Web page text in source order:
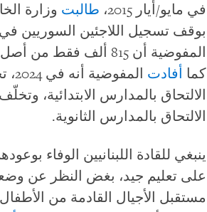
في مايو/أيار 2015، طالبت وزارة
بوقف تسجيل اللاجئين السوريين في
كما أفادت
الالتحاق بالمدارس الثانوية.
ينبغي للقادة اللبنانيين الوفاء
على تعليم جيد، بغض النظر عن
مستقبل الأجيال القادمة من